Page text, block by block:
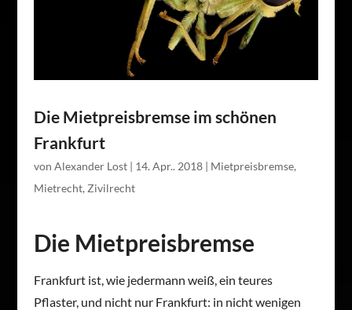
Die Mietpreisbremse im schönen
Frankfurt
von Alexander Lost| 14. Apr.. 2018| Mietpreisbremse,
Mietrecht, Zivilrecht
Die Mietpreisbremse
Frankfurt ist, wie jedermann weiß, ein teures
Pflaster, und nicht nur Frankfurt: in nicht wenigen